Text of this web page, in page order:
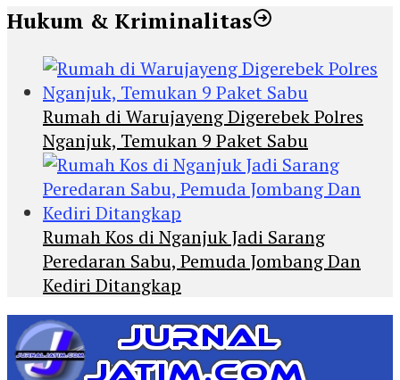
Hukum & Kriminalitas
Rumah di Warujayeng Digerebek Polres
Nganjuk, Temukan 9 Paket Sabu
Rumah Kos di Nganjuk Jadi Sarang
Peredaran Sabu, Pemuda Jombang Dan
Kediri Ditangkap